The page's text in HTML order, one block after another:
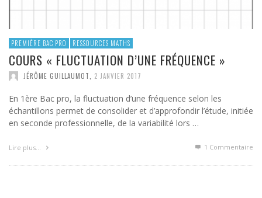
PREMIÈRE BAC PRO RESSOURCES MATHS
COURS « FLUCTUATION D’UNE FRÉQUENCE »
JÉRÔME GUILLAUMOT 2 JANVIER 2017
En 1ère Bac pro, la fluctuation d’une fréquence selon les
échantillons permet de consolider et d’approfondir l’étude, initiée
en seconde professionnelle, de la variabilité lors …
Lire plus… 1 Commentaire